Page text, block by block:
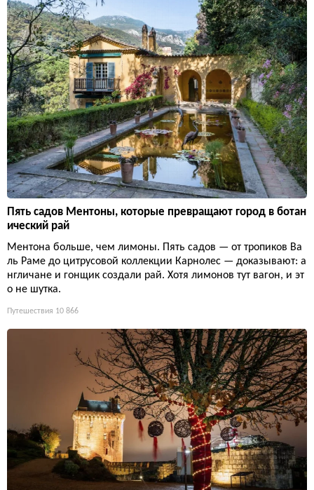
Пять садов Ментоны, которые превращают город в ботан
ический рай
Ментона больше, чем лимоны. Пять садов — от тропиков Ва
ль Раме до цитрусовой коллекции Карнолес — доказывают: а
нгличане и гонщик создали рай. Хотя лимонов тут вагон, и эт
о не шутка.
Путешествия 10 866